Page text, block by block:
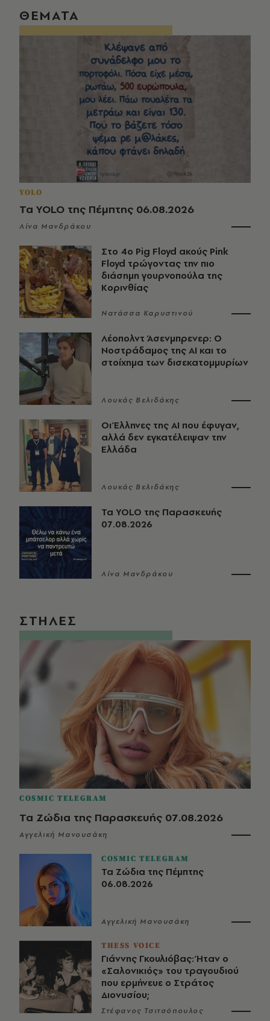
ΘΕΜΑΤΑ
YOLO
Τα YOLO της Πέμπτης 06.08.2026
Λίνα Μανδράκου
Στο 4ο Pig Floyd ακούς Pink
Floyd τρώγοντας την πιο
διάσημη γουρνοπούλα της
Κορινθίας
Νατάσσα Καρυστινού
Λέοπολντ Άσενμπρενερ: Ο
Νοστράδαμος της AI και το
στοίχημα των δισεκατομμυρίων
Λουκάς Βελιδάκης
Οι Έλληνες της ΑΙ που έφυγαν,
αλλά δεν εγκατέλειψαν την
Ελλάδα
Λουκάς Βελιδάκης
Τα YOLO της Παρασκευής
07.08.2026
Λίνα Μανδράκου
ΣΤΗΛΕΣ
COSMIC TELEGRAM
Τα Ζώδια της Παρασκευής 07.08.2026
Αγγελική Μανουσάκη
COSMIC TELEGRAM
Τα Ζώδια της Πέμπτης
06.08.2026
Αγγελική Μανουσάκη
THESS VOICE
Γιάννης Γκουλιόβας: Ήταν ο
«Σαλονικιός» του τραγουδιού
που ερμήνευε ο Στράτος
Διονυσίου;
Στέφανος Τσιτσόπουλος